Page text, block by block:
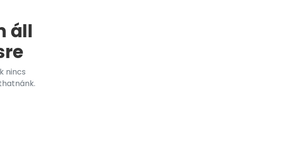
áll
nincs